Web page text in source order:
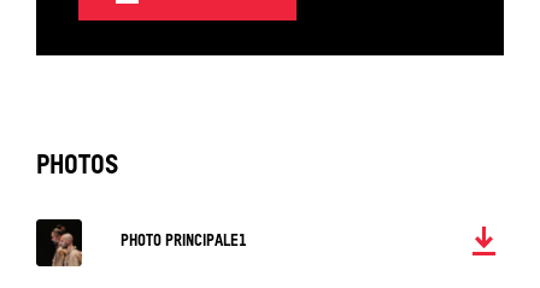
PHOTOS
PHOTO PRINCIPALE1
Télécharger